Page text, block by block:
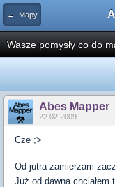
← Mapy
Wasze pomysły co do
Abes Mapper
22.02.2009
Cze ;>
Od jutra zamierzam
Już od dawna chciałem